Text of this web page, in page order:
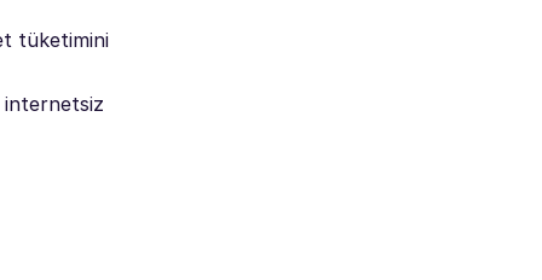
tüketimini
internetsiz